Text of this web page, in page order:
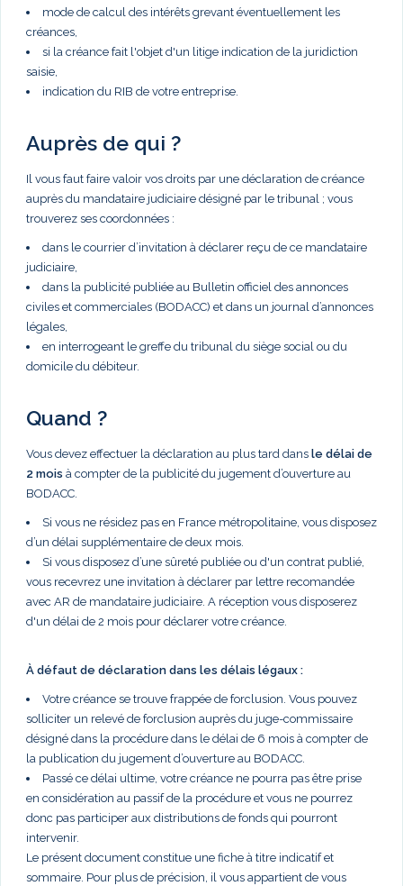
mode de calcul des intérêts grevant éventuellement les
créances,
si la créance fait l'objet d'un litige indication de la juridiction
saisie,
indication du RIB de votre entreprise.
Auprès de qui ?
Il vous faut faire valoir vos droits par une déclaration de créance
auprès du mandataire judiciaire désigné par le tribunal ; vous
trouverez ses coordonnées :
dans le courrier d’invitation à déclarer reçu de ce mandataire
judiciaire,
dans la publicité publiée au Bulletin officiel des annonces
civiles et commerciales (BODACC) et dans un journal d’annonces
légales,
en interrogeant le greffe du tribunal du siège social ou du
domicile du débiteur.
Quand ?
Vous devez effectuer la déclaration au plus tard dans le délai de
2 mois à compter de la publicité du jugement d’ouverture au
BODACC.
Si vous ne résidez pas en France métropolitaine, vous disposez
d’un délai supplémentaire de deux mois.
Si vous disposez d’une sûreté publiée ou d'un contrat publié,
vous recevrez une invitation à déclarer par lettre recomandée
avec AR de mandataire judiciaire. A réception vous disposerez
d'un délai de 2 mois pour déclarer votre créance.
À défaut de déclaration dans les délais légaux :
Votre créance se trouve frappée de forclusion. Vous pouvez
solliciter un relevé de forclusion auprès du juge-commissaire
désigné dans la procédure dans le délai de 6 mois à compter de
la publication du jugement d’ouverture au BODACC.
Passé ce délai ultime, votre créance ne pourra pas être prise
en considération au passif de la procédure et vous ne pourrez
donc pas participer aux distributions de fonds qui pourront
intervenir.
Le présent document constitue une fiche à titre indicatif et
sommaire. Pour plus de précision, il vous appartient de vous